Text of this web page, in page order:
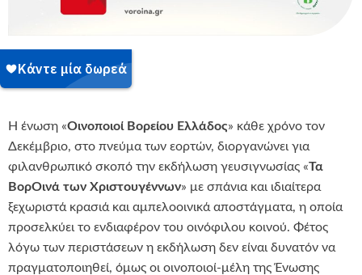
Η ένωση «Οινοποιοί Βορείου Ελλάδος» κάθε χρόνο τον
Δεκέμβριο, στο πνεύμα των εορτών, διοργανώνει για
φιλανθρωπικό σκοπό την εκδήλωση γευσιγνωσίας «Τα
ΒορΟινά των Χριστουγέννων» με σπάνια και ιδιαίτερα
ξεχωριστά κρασιά και αμπελοοινικά αποστάγματα, η οποία
προσελκύει το ενδιαφέρον του οινόφιλου κοινού. Φέτος
λόγω των περιστάσεων η εκδήλωση δεν είναι δυνατόν να
πραγματοποιηθεί, όμως οι οινοποιοί-μέλη της Ένωσης